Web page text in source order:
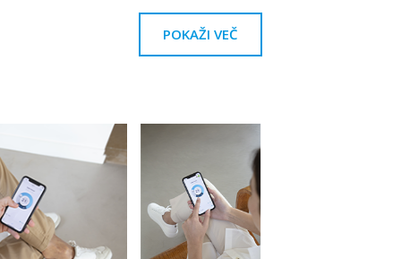
POKAŽI VEČ